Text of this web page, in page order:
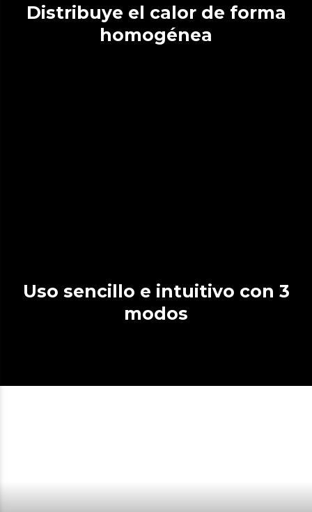
Distribuye el calor de forma
homogénea
Uso sencillo e intuitivo con 3
modos